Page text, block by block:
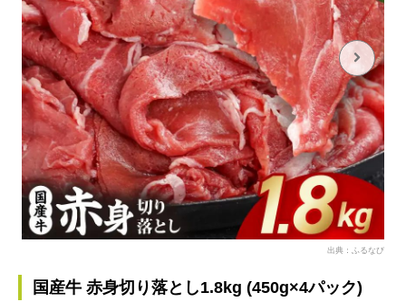
出典：ふるなび
国産牛 赤身切り落とし1.8kg (450g×4パック)